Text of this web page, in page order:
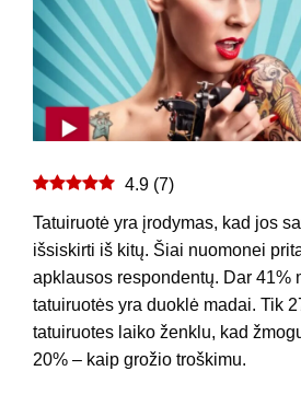
4.9 (7)
Tatuiruotė yra įrodymas, kad jos
išsiskirti iš kitų. Šiai nuomonei
apklausos respondentų. Dar 41%
tatuiruotės yra duoklė madai. Tik
tatuiruotes laiko ženklu, kad
20% – kaip grožio troškimu.